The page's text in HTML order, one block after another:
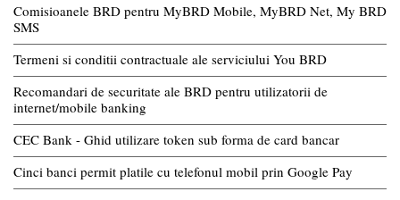
Comisioanele BRD pentru MyBRD Mobile, MyBRD Net, My BRD
SMS
Termeni si conditii contractuale ale serviciului You BRD
Recomandari de securitate ale BRD pentru utilizatorii de
internet/mobile banking
CEC Bank - Ghid utilizare token sub forma de card bancar
Cinci banci permit platile cu telefonul mobil prin Google Pay